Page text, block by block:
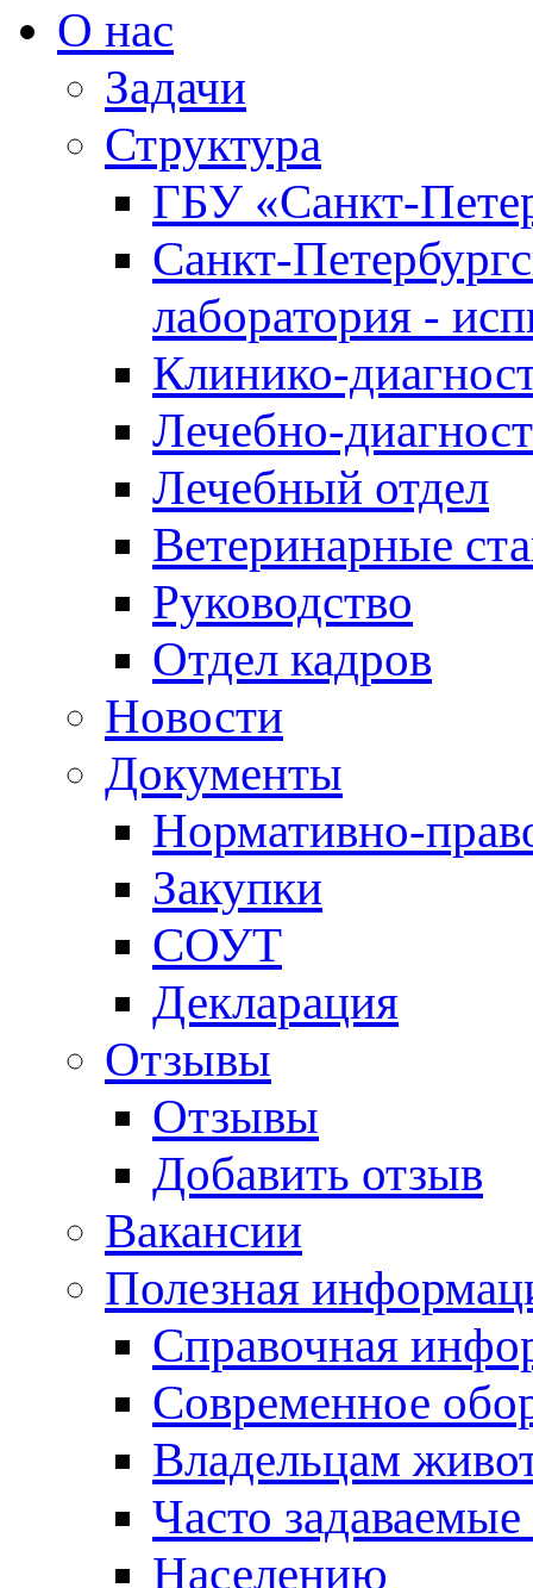
О нас
Задачи
Структура
ГБУ «Санкт-
Санкт-
лаборатория -
Клинико-
Лечебно-
Лечебный отдел
Ветеринарные
Руководство
Отдел кадров
Новости
Документы
Нормативно-
Закупки
СОУТ
Декларация
Отзывы
Отзывы
Добавить отзыв
Вакансии
Полезная
Справочная
Современное
Владельцам
Часто
Населению